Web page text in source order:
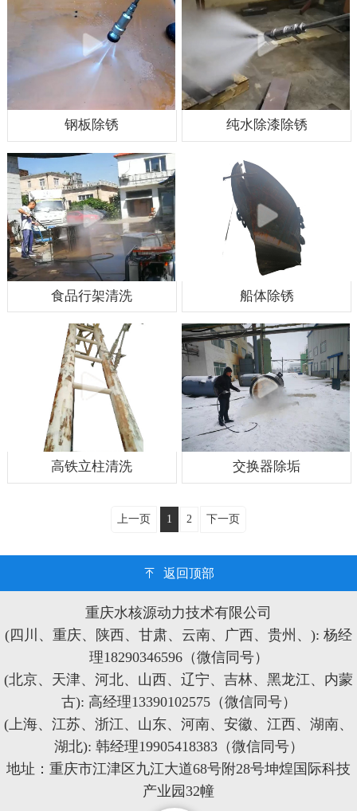
钢板除锈 纯水除漆除锈
食品行架清洗 船体除锈
高铁立柱清洗 交换器除垢
上一页 1 2 下一页
返回顶部
重庆水核源动力技术有限公司
(四川、重庆、陕西、甘肃、云南、广西、贵州、): 杨经
理18290346596（微信同号）
(北京、天津、河北、山西、辽宁、吉林、黑龙江、内蒙
古): 高经理13390102575（微信同号）
(上海、江苏、浙江、山东、河南、安徽、江西、湖南、
湖北): 韩经理19905418383（微信同号）
地址：重庆市江津区九江大道68号附28号坤煌国际科技
产业园32幢